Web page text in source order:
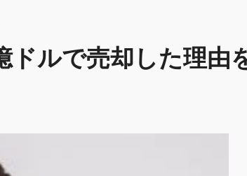
ドルで売却した理由